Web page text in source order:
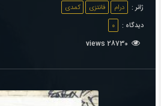
ژانر :
درام فانتزی
کمدی
دیدگاه :
0
28730 views